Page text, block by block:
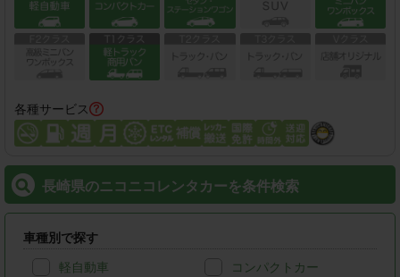
各種サービス
長崎県のニコニコレンタカーを条件検索
車種別で探す
軽自動車 コンパクトカー